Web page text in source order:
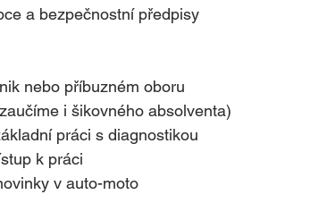
a bezpečnostní předpisy
nebo příbuzném oboru
i šikovného absolventa)
práci s diagnostikou
k práci
v auto-moto